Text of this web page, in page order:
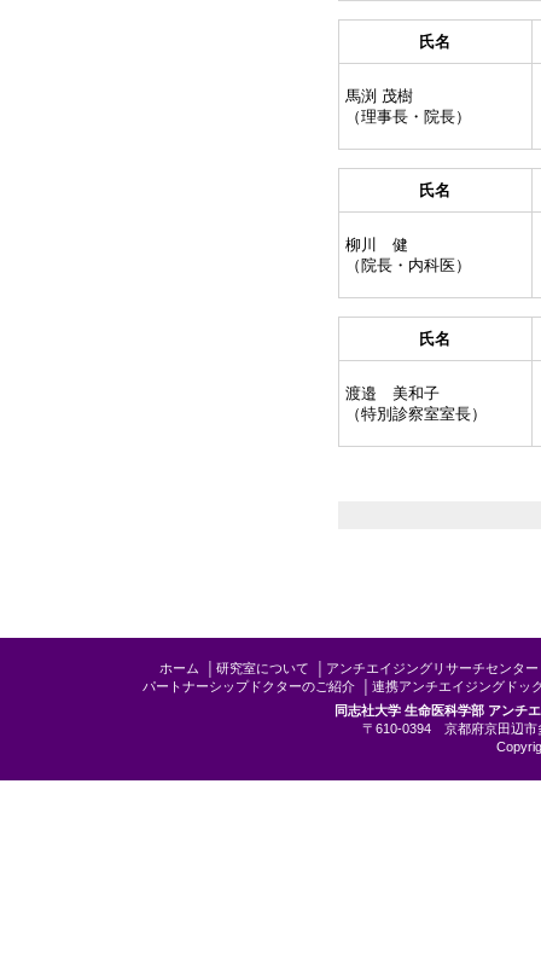
氏名
馬渕 茂樹
（理事長・院長）
氏名
柳川 健
（院長・内科医）
氏名
渡邉 美和子
（特別診察室室長）
ホーム 研究室について
アンチエイジングリサーチセンター
パートナーシップドクターのご紹介
連携アンチエイジングドッ
同志社大学 生命医科学部 アンチ
〒610-0394 京都府京田辺市